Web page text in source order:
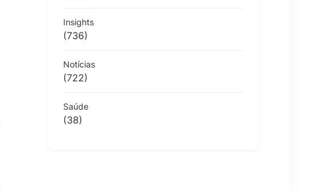
Insights
(736)
Notícias
(722)
Saúde
(38)